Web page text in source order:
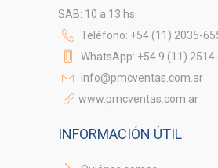
SAB: 10 a 13 hs.
Teléfono: +54 (11) 2035-
WhatsApp: +54 9 (11)
info@pmcventas.com.ar
www.pmcventas.com.ar
INFORMACIÓN ÚTIL